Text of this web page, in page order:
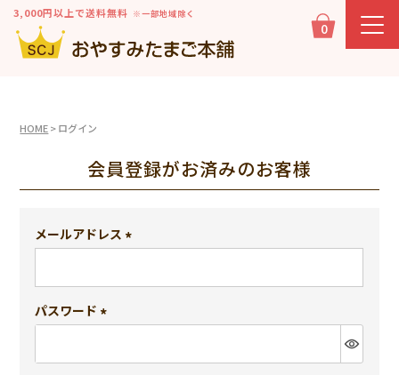
3,000円以上で送料無料 ※一部地域除く
0
HOME ログイン
会員登録がお済みのお客様
メールアドレス
パスワード